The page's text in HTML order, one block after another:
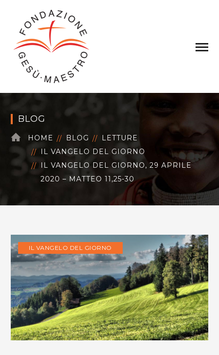
BLOG
HOME BLOG
LETTURE
IL VANGELO DEL GIORNO
IL VANGELO DEL GIORNO, 29 APRILE
2020 – MATTEO 11,25-30
IL VANGELO DEL GIORNO